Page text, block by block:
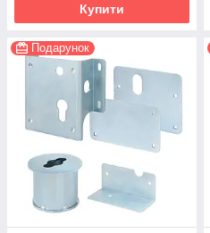
Купити
Подарунок